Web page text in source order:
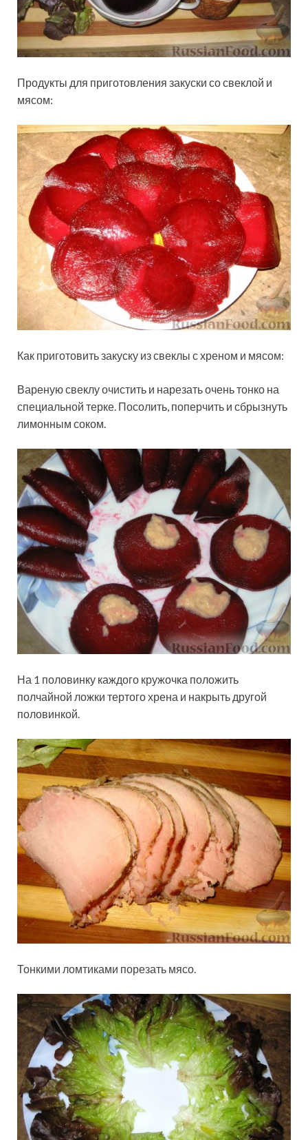
Продукты для приготовления закуски со свеклой и
мясом:
Как приготовить закуску из свеклы с хреном и мясом:
Вареную свеклу очистить и нарезать очень тонко на
специальной терке. Посолить, поперчить и сбрызнуть
лимонным соком.
На 1 половинку каждого кружочка положить
полчайной ложки тертого хрена и накрыть другой
половинкой.
Тонкими ломтиками порезать мясо.